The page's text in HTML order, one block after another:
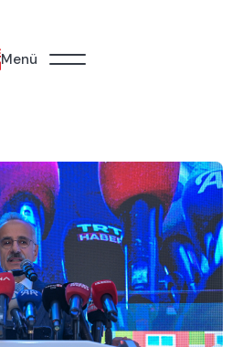
Menü